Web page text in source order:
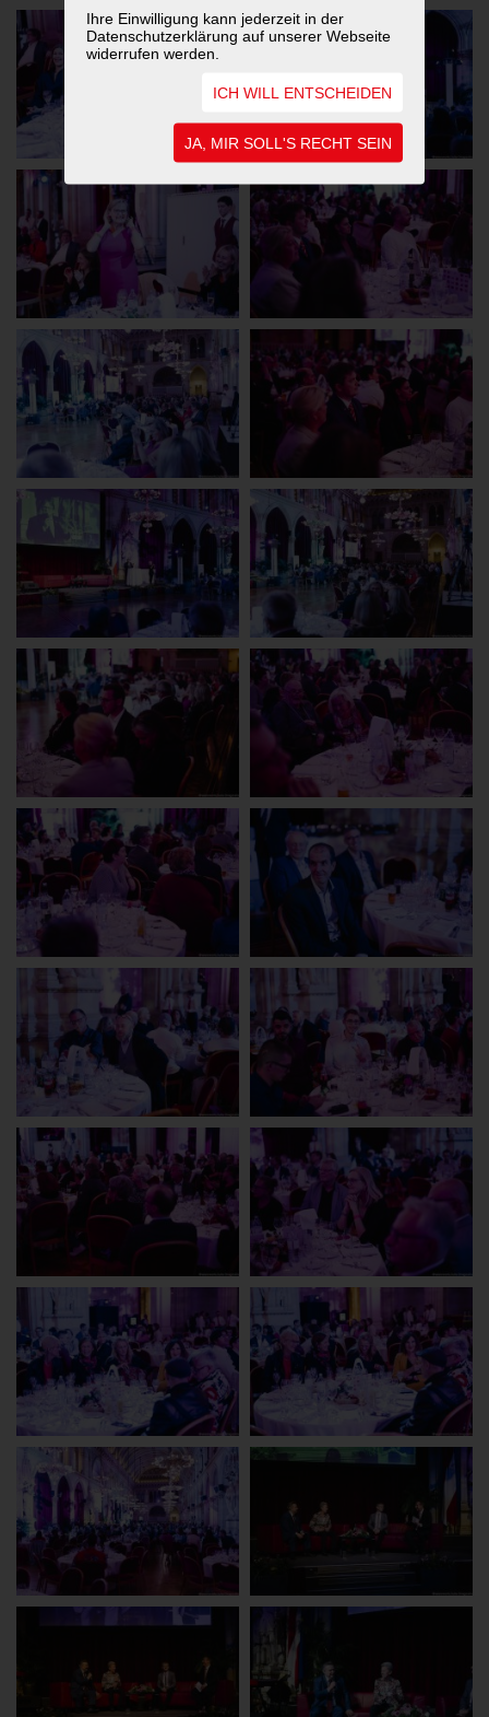
Ihre Einwilligung kann jederzeit in der
Datenschutzerklärung auf unserer Webseite
widerrufen werden.
ICH WILL ENTSCHEIDEN
JA, MIR SOLL'S RECHT SEIN